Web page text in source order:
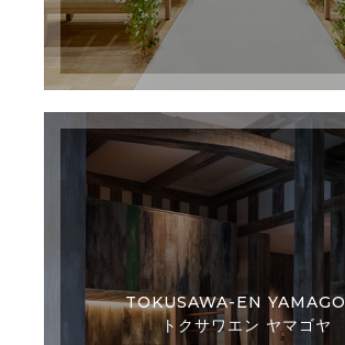
TOKUSAWA-EN
トクサワエン ヤマゴヤ